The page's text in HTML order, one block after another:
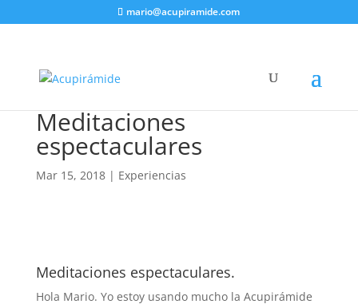
mario@acupiramide.com
Meditaciones
espectaculares
Mar 15, 2018| Experiencias
Meditaciones espectaculares.
Hola Mario. Yo estoy usando mucho la Acupirámide